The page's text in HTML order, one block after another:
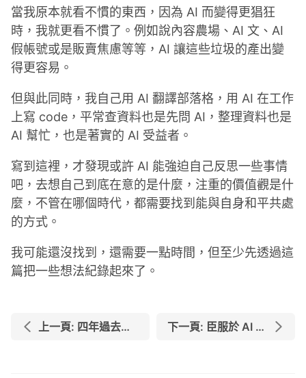
當我原本就看不慣的東西，因為 AI 而變得更猖狂
時，我就更看不慣了。例如說內容農場、AI 文、AI
假帳號或是販賣焦慮等等，AI 讓這些垃圾的產出變
得更容易。
但與此同時，我自己用 AI 翻譯部落格，用 AI 在工作
上寫 code，平常查資料也是先問 AI，整理資料也是
AI 幫忙，也是著實的 AI 受益者。
寫到這裡，才發現或許 AI 能強迫自己反思一些事情
吧，去想自己到底在意的是什麼，注重的價值觀是什
麼，不管在哪個時代，都需要找到能與自身和平共處
的方式。
我可能還沒找到，還需要一點時間，但至少先透過這
篇把一些想法紀錄起來了。
上一頁: 四年過去了，來找我學程式的學生們怎麼樣了？ 下一頁: 臣服於 AI 後，再次思考軟體工程師的未來